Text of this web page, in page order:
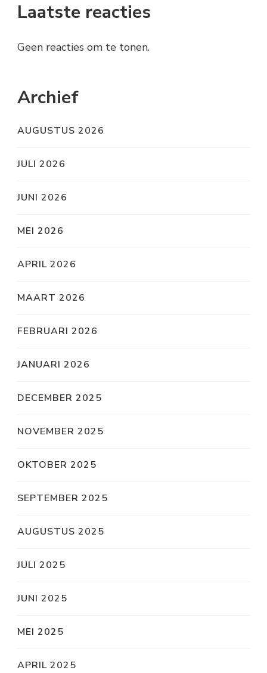
Laatste reacties
Geen reacties om te tonen.
Archief
AUGUSTUS 2026
JULI 2026
JUNI 2026
MEI 2026
APRIL 2026
MAART 2026
FEBRUARI 2026
JANUARI 2026
DECEMBER 2025
NOVEMBER 2025
OKTOBER 2025
SEPTEMBER 2025
AUGUSTUS 2025
JULI 2025
JUNI 2025
MEI 2025
APRIL 2025